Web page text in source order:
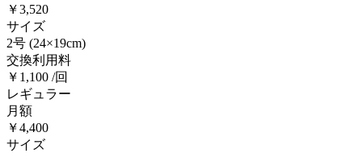
￥3,520
サイズ
2号 (24×19cm)
交換利用料
￥1,100 /回
レギュラー
月額
￥4,400
サイズ